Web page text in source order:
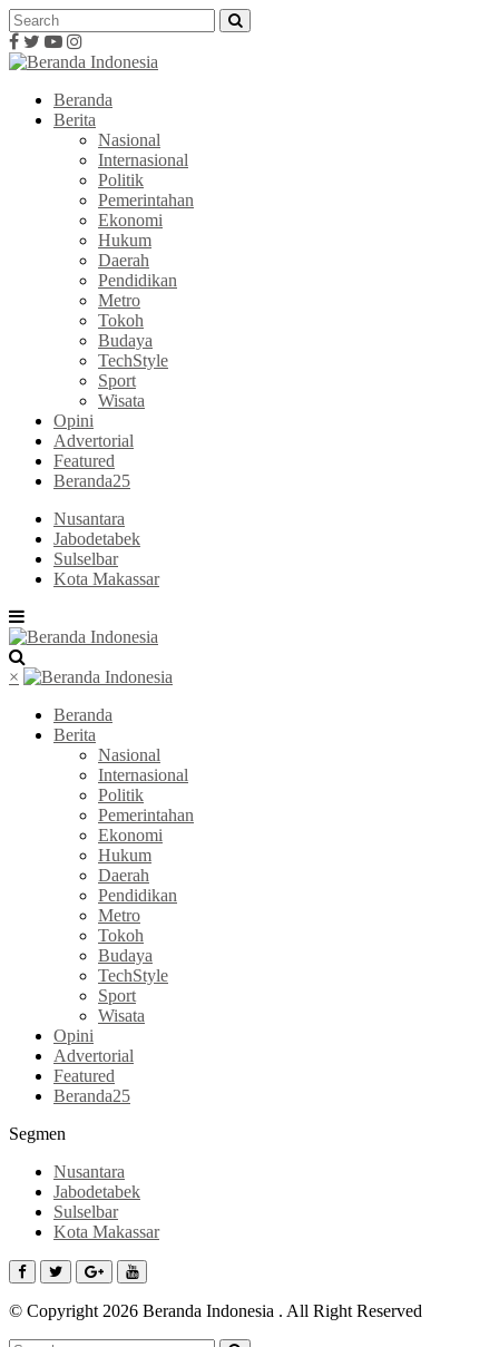
Beranda
Berita
Nasional
Internasional
Politik
Pemerintahan
Ekonomi
Hukum
Daerah
Pendidikan
Metro
Tokoh
Budaya
TechStyle
Sport
Wisata
Opini
Advertorial
Featured
Beranda25
Nusantara
Jabodetabek
Sulselbar
Kota Makassar
×
Beranda
Berita
Nasional
Internasional
Politik
Pemerintahan
Ekonomi
Hukum
Daerah
Pendidikan
Metro
Tokoh
Budaya
TechStyle
Sport
Wisata
Opini
Advertorial
Featured
Beranda25
Segmen
Nusantara
Jabodetabek
Sulselbar
Kota Makassar
© Copyright 2026 Beranda Indonesia . All Right Reserved